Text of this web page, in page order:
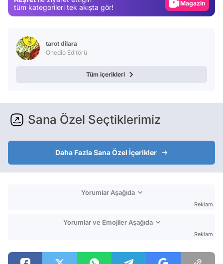
tüm kategorileri tek akışta gör!
Magazin
tarot dilara
Onedio Editörü
Tüm içerikleri
Sana Özel Seçtiklerimiz
Daha Fazla Sana Özel İçerikler
Yorumlar Aşağıda
Reklam
Yorumlar ve Emojiler Aşağıda
Reklam